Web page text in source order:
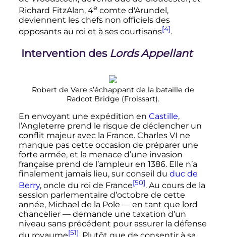
Richard FitzAlan, 4ecomte d'Arundel,
deviennent les chefs non officiels des
opposants au roi et à ses courtisans[4].
Intervention des Lords Appellant
Robert de Vere s’échappant de la bataille de
Radcot Bridge (Froissart).
En envoyant une expédition en Castille,
l’Angleterre prend le risque de déclencher un
conflit majeur avec la France. Charles VI ne
manque pas cette occasion de préparer une
forte armée, et la menace d’une invasion
française prend de l’ampleur en 1386. Elle n’a
finalement jamais lieu, sur conseil du duc de
Berry, oncle du roi de France[50]. Au cours de la
session parlementaire d’octobre de cette
année, Michael de la Pole — en tant que lord
chancelier — demande une taxation d’un
niveau sans précédent pour assurer la défense
[51]